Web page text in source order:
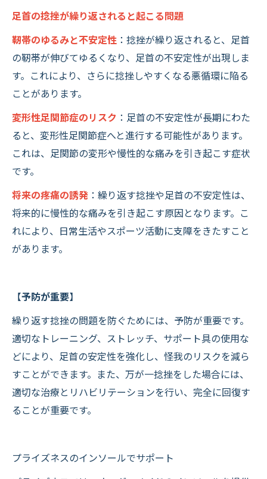
足首の捻挫が繰り返されると起こる問題
靭帯のゆるみと不安定性 ：捻挫が繰り返されると、足首
の靭帯が伸びてゆるくなり、足首の不安定性が出現しま
す。これにより、さらに捻挫しやすくなる悪循環に陥る
ことがあります。
変形性足関節症のリスク ：足首の不安定性が長期にわた
ると、変形性足関節症へと進行する可能性があります。
これは、足関節の変形や慢性的な痛みを引き起こす症状
です。
将来の疼痛の誘発 ：繰り返す捻挫や足首の不安定性は、
将来的に慢性的な痛みを引き起こす原因となります。こ
れにより、日常生活やスポーツ活動に支障をきたすこと
があります。
【予防が重要】
繰り返す捻挫の問題を防ぐためには、予防が重要です。
適切なトレーニング、ストレッチ、サポート具の使用な
どにより、足首の安定性を強化し、怪我のリスクを減ら
すことができます。また、万が一捻挫をした場合には、
適切な治療とリハビリテーションを行い、完全に回復す
ることが重要です。
プライズネスのインソールでサポート